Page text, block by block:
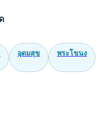
อุดมสุข พระโขนง